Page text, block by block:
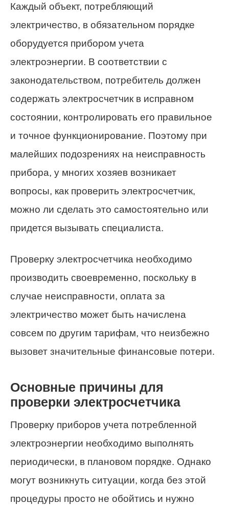
Каждый объект, потребляющий
электричество, в обязательном порядке
оборудуется прибором учета
электроэнергии. В соответствии с
законодательством, потребитель должен
содержать электросчетчик в исправном
состоянии, контролировать его правильное
и точное функционирование. Поэтому при
малейших подозрениях на неисправность
прибора, у многих хозяев возникает
вопросы, как проверить электросчетчик,
можно ли сделать это самостоятельно или
придется вызывать специалиста.
Проверку электросчетчика необходимо
производить своевременно, поскольку в
случае неисправности, оплата за
электричество может быть начислена
совсем по другим тарифам, что неизбежно
вызовет значительные финансовые потери.
Основные причины для
проверки электросчетчика
Проверку приборов учета потребленной
электроэнергии необходимо выполнять
периодически, в плановом порядке. Однако
могут возникнуть ситуации, когда без этой
процедуры просто не обойтись и нужно